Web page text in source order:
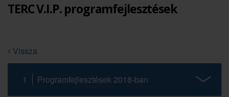
TERC V.I.P. programfejlesztések
Vissza
1 Programfejlesztések 2018-ban